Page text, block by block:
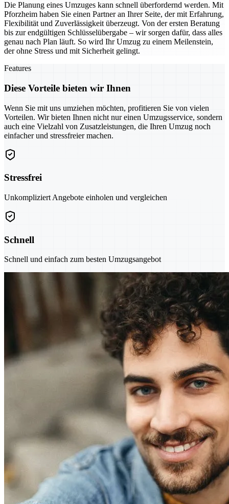
Die Planung eines Umzuges kann schnell überfordernd werden. Mit
Pforzheim haben Sie einen Partner an Ihrer Seite, der mit Erfahrung,
Flexibilität und Zuverlässigkeit überzeugt. Von der ersten Beratung
bis zur endgültigen Schlüsselübergabe – wir sorgen dafür, dass alles
genau nach Plan läuft. So wird Ihr Umzug zu einem Meilenstein,
der ohne Stress und mit Sicherheit gelingt.
Features
Diese Vorteile bieten wir Ihnen
Wenn Sie mit uns umziehen möchten, profitieren Sie von vielen
Vorteilen. Wir bieten Ihnen nicht nur einen Umzugsservice, sondern
auch eine Vielzahl von Zusatzleistungen, die Ihren Umzug noch
einfacher und stressfreier machen.
Stressfrei
Unkompliziert Angebote einholen und vergleichen
Schnell
Schnell und einfach zum besten Umzugsangebot